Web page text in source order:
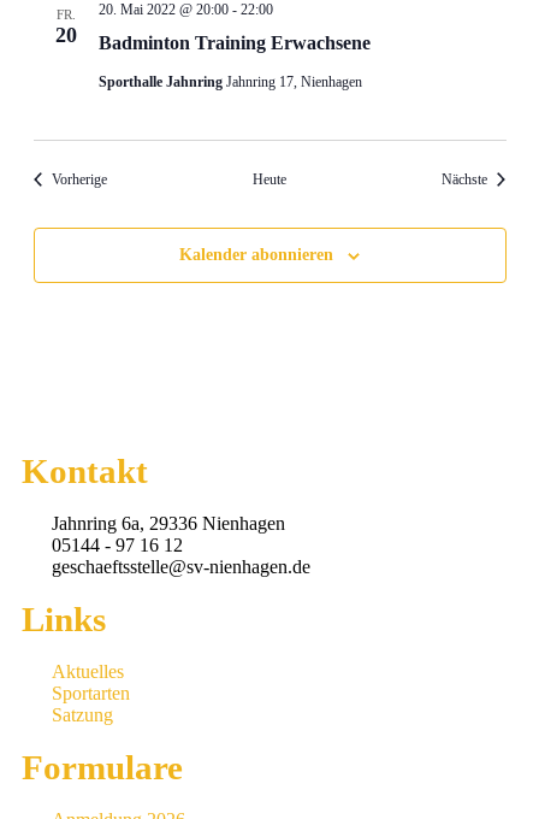
FR.
20 Badminton Training Erwachsene
20. Mai 2022 @ 20:00- 22:00
Sporthalle Jahnring Jahnring 17, Nienhagen
VorherigeVeranstaltungen Heute Nächste
Kalender abonnieren
Kontakt
Jahnring 6a, 29336 Nienhagen
05144 - 97 16 12
geschaeftsstelle@sv-nienhagen.de
Links
Aktuelles
Sportarten
Satzung
Formulare